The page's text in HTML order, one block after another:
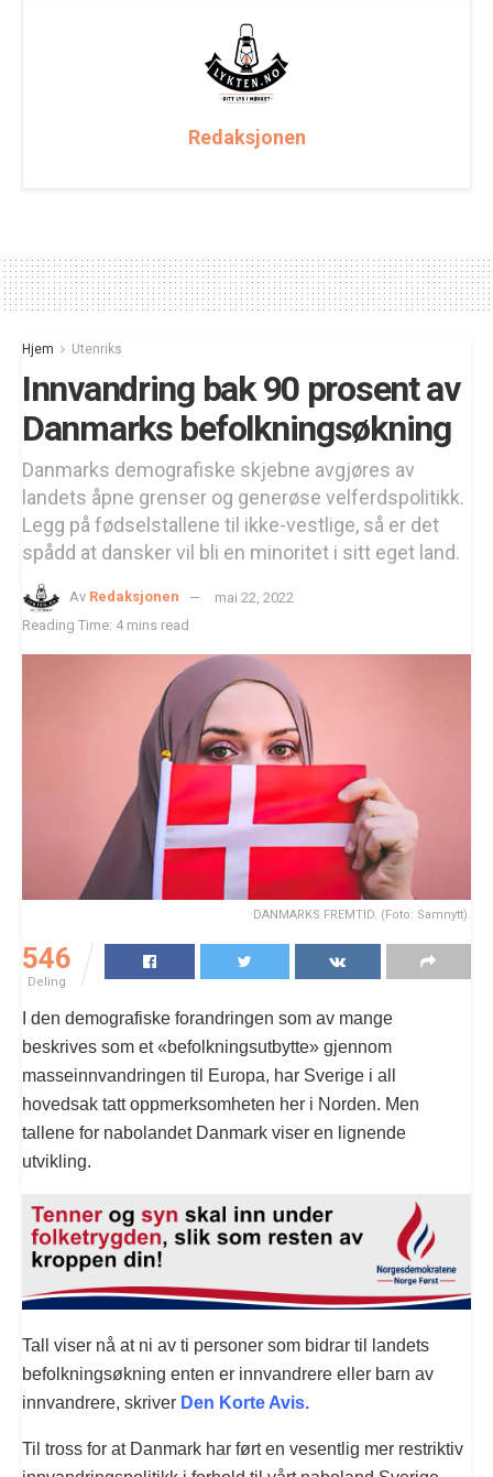
Redaksjonen
Hjem Utenriks
Innvandring bak 90 prosent av
Danmarks befolkningsøkning
Danmarks demografiske skjebne avgjøres av
landets åpne grenser og generøse velferdspolitikk.
Legg på fødselstallene til ikke-vestlige, så er det
spådd at dansker vil bli en minoritet i sitt eget land.
Av Redaksjonen
mai 22, 2022
Reading Time: 4 mins read
DANMARKS FREMTID. (Foto: Samnytt).
546
Deling
I den demografiske forandringen som av mange
beskrives som et «befolkningsutbytte» gjennom
masseinnvandringen til Europa, har Sverige i all
hovedsak tatt oppmerksomheten her i Norden. Men
tallene for nabolandet Danmark viser en lignende
utvikling.
Tall viser nå at ni av ti personer som bidrar til landets
befolkningsøkning enten er innvandrere eller barn av
innvandrere, skriver Den Korte Avis.
Til tross for at Danmark har ført en vesentlig mer restriktiv